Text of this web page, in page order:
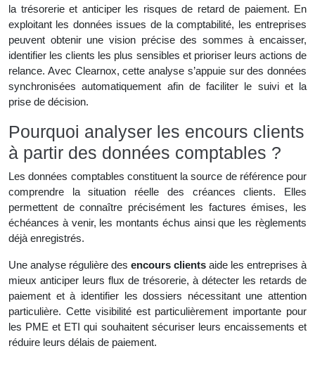
la trésorerie et anticiper les risques de retard de paiement. En
exploitant les données issues de la comptabilité, les entreprises
peuvent obtenir une vision précise des sommes à encaisser,
identifier les clients les plus sensibles et prioriser leurs actions de
relance. Avec Clearnox, cette analyse s’appuie sur des données
synchronisées automatiquement afin de faciliter le suivi et la
prise de décision.
Pourquoi analyser les encours clients
à partir des données comptables ?
Les données comptables constituent la source de référence pour
comprendre la situation réelle des créances clients. Elles
permettent de connaître précisément les factures émises, les
échéances à venir, les montants échus ainsi que les règlements
déjà enregistrés.
Une analyse régulière des encours clients aide les entreprises à
mieux anticiper leurs flux de trésorerie, à détecter les retards de
paiement et à identifier les dossiers nécessitant une attention
particulière. Cette visibilité est particulièrement importante pour
les PME et ETI qui souhaitent sécuriser leurs encaissements et
réduire leurs délais de paiement.